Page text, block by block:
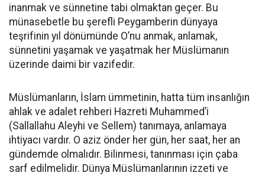
inanmak ve sünnetine tabi olmaktan geçer. Bu
münasebetle bu şerefli Peygamberin dünyaya
teşrifinin yıl dönümünde O’nu anmak, anlamak,
sünnetini yaşamak ve yaşatmak her Müslümanın
üzerinde daimi bir vazifedir.
Müslümanların, İslam ümmetinin, hatta tüm insanlığın
ahlak ve adalet rehberi Hazreti Muhammed’i
(Sallallahu Aleyhi ve Sellem) tanımaya, anlamaya
ihtiyacı vardır. O aziz önder her gün, her saat, her an
gündemde olmalıdır. Bilinmesi, tanınması için çaba
sarf edilmelidir. Dünya Müslümanlarının izzeti ve